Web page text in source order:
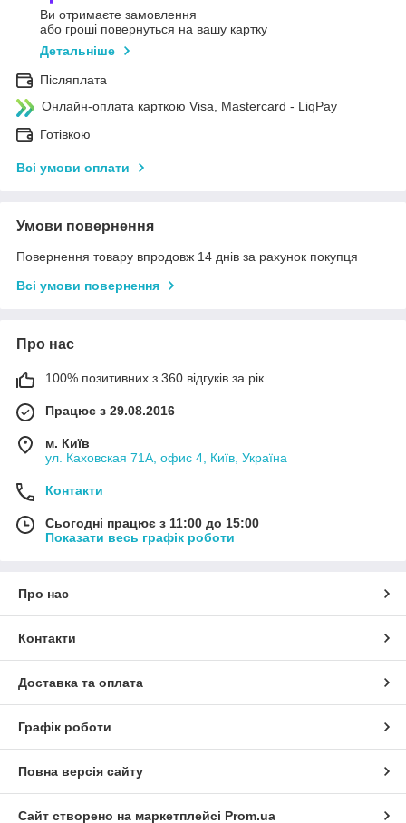
Ви отримаєте замовлення
або гроші повернуться на вашу картку
Детальніше
Післяплата
Онлайн-оплата карткою Visa, Mastercard - LiqPay
Готівкою
Всі умови оплати
Умови повернення
Повернення товару впродовж 14 днів за рахунок покупця
Всі умови повернення
Про нас
100% позитивних з 360 відгуків за рік
Працює з 29.08.2016
м. Київ
ул. Каховская 71А, офис 4, Київ, Україна
Контакти
Сьогодні працює з 11:00 до 15:00
Показати весь графік роботи
Про нас
Контакти
Доставка та оплата
Графік роботи
Повна версія сайту
Сайт створено на маркетплейсі Prom.ua